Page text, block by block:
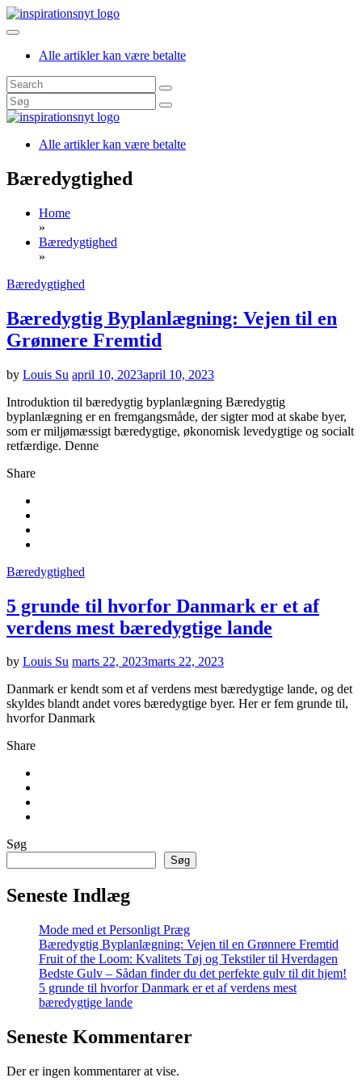
Skip
to
inspirationsnyt
Alle artikler kan være betalte
inspirationsnyt
Alle artikler kan være betalte
Bæredygtighed
Home
»
Bæredygtighed
»
Bæredygtighed
Bæredygtig Byplanlægning: Vejen til en
Grønnere Fremtid
by Louis Su april 10, 2023april 10, 2023
Introduktion til bæredygtig byplanlægning Bæredygtig
byplanlægning er en fremgangsmåde, der sigter mod at skabe byer,
som er miljømæssigt bæredygtige, økonomisk levedygtige og socialt
retfærdige. Denne
Share
Bæredygtighed
5 grunde til hvorfor Danmark er et af
verdens mest bæredygtige lande
by Louis Su marts 22, 2023marts 22, 2023
Danmark er kendt som et af verdens mest bæredygtige lande, og det
skyldes blandt andet vores bæredygtige byer. Her er fem grunde til,
hvorfor Danmark
Share
Søg
Søg
Seneste Indlæg
Mode med et Personligt Præg
Bæredygtig Byplanlægning: Vejen til en Grønnere Fremtid
Fruit of the Loom: Kvalitets Tøj og Tekstiler til Hverdagen
Bedste Gulv – Sådan finder du det perfekte gulv til dit hjem!
5 grunde til hvorfor Danmark er et af verdens mest
bæredygtige lande
Seneste Kommentarer
Der er ingen kommentarer at vise.